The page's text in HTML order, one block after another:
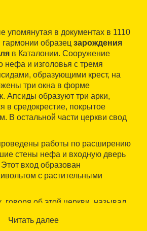
упомянутая в документах в 1110
образец зарождения
в Каталонии. Сооружение
нефа и изголовья с тремя
образующими крест, на
три окна в форме
Апсиды образуют три арки,
средокрестие, покрытое
В остальной части церкви свод
работы по расширению
стены нефа и входную дверь
вход образован
с растительными
говоря об этой церкви, называл
него.
Читать далее